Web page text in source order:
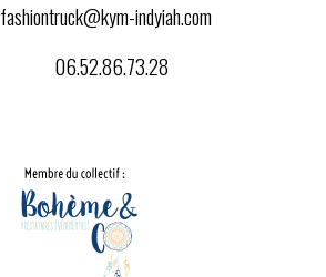
fashiontruck@kym-indyiah.com
06.52.86.73.28